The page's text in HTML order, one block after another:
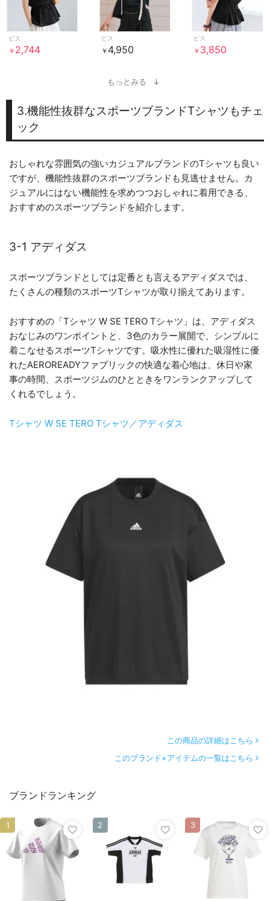
ビス
￥ 2,744
ビス
￥ 4,950
ビス
￥ 3,850
もっとみる
3.機能性抜群なスポーツブランドTシャツもチェ
ック
おしゃれな雰囲気の強いカジュアルブランドのTシャツも良い
ですが、機能性抜群のスポーツブランドも見逃せません。カ
ジュアルにはない機能性を求めつつおしゃれに着用できる、
おすすめのスポーツブランドを紹介します。
3-1 アディダス
スポーツブランドとしては定番とも言えるアディダスでは、
たくさんの種類のスポーツTシャツが取り揃えてあります。
おすすめの「Tシャツ W SE TERO Tシャツ」は、アディダス
おなじみのワンポイントと、3色のカラー展開で、シンプルに
着こなせるスポーツTシャツです。吸水性に優れた吸湿性に優
れたAEROREADYファブリックの快適な着心地は、休日や家
事の時間、スポーツジムのひとときをワンランクアップして
くれるでしょう。
Tシャツ W SE TERO Tシャツ／アディダス
この商品の詳細はこちら
このブランド×アイテムの一覧はこちら
ブランドランキング
1 2 3